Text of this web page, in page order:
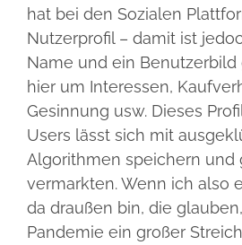
hat bei den Sozialen
Nutzerprofil – damit ist
Name und ein Benutzerbild
hier um Interessen,
Gesinnung usw. Dieses
Users lässt sich mit
Algorithmen speichern und
vermarkten. Wenn ich also
da draußen bin, die
Pandemie ein großer